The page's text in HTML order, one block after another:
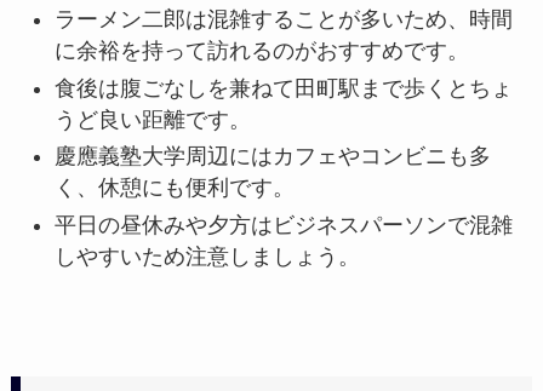
ラーメン二郎は混雑することが多いため、時間
に余裕を持って訪れるのがおすすめです。
食後は腹ごなしを兼ねて田町駅まで歩くとちょ
うど良い距離です。
慶應義塾大学周辺にはカフェやコンビニも多
く、休憩にも便利です。
平日の昼休みや夕方はビジネスパーソンで混雑
しやすいため注意しましょう。